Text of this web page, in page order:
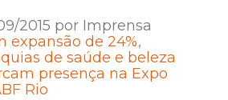
2015 por Imprensa
expansão de 24%,
de saúde e beleza
presença na Expo
Rio